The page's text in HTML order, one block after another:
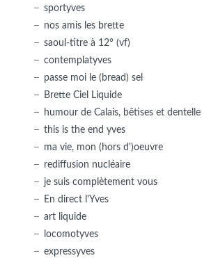
sportyves
nos amis les brette
saoul-titre à 12° (vf)
contemplatyves
passe moi le (bread) sel
Brette Ciel Liquide
humour de Calais, bêtises et dentelle
this is the end yves
ma vie, mon (hors d')oeuvre
rediffusion nucléaire
je suis complètement vous
En direct l'Yves
art liquide
locomotyves
expressyves